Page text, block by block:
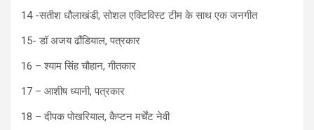
14 -सतीश धौलाखंडी, सोशल एक्टिविस्ट टीम के साथ एक जनगीत
15- डॉ अजय ढौंडियाल, पत्रकार
16 – श्याम सिंह चौहान, गीतकार
17 – आशीष ध्यानी, पत्रकार
18 – दीपक पोखरियाल, कैप्टन मर्चेंट नेवी